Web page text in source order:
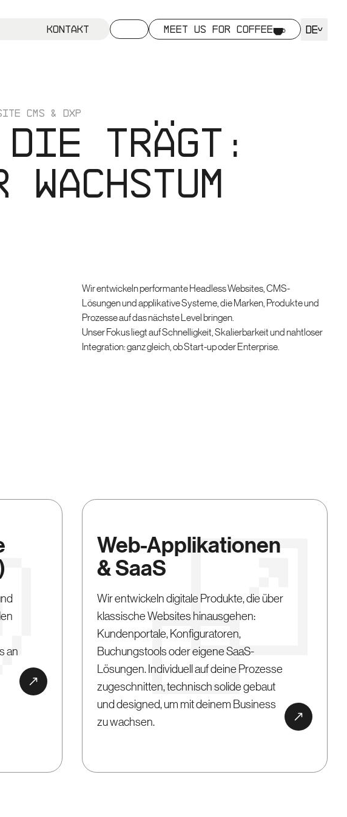
Kontakt MEET US FOR COFFEE DE
CMS & DXP
die trägt:
Wir entwickeln performante Headless Websites, CMS-
Lösungen und applikative Systeme, die Marken, Produkte und
Prozesse auf das nächste Level bringen.
Unser Fokus liegt auf Schnelligkeit, Skalierbarkeit und nahtloser
Integration: ganz gleich, ob Start-up oder Enterprise.
an
Web-Applikationen
& SaaS
Wir entwickeln digitale Produkte, die über
klassische Websites hinausgehen:
Kundenportale, Konfiguratoren,
Buchungstools oder eigene SaaS-
Lösungen. Individuell auf deine Prozesse
zugeschnitten, technisch solide gebaut
und designed, um mit deinem Business
zu wachsen.